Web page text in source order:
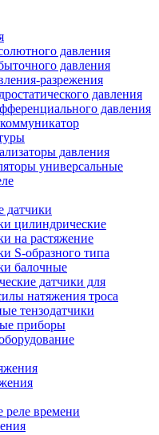
давления
давления
разрежения
давления
давления
давления
универсальные
датчики
цилиндрические
на растяжение
S-образного типа
балочные
датчики для
натяжения троса
тензодатчики
приборы
времени